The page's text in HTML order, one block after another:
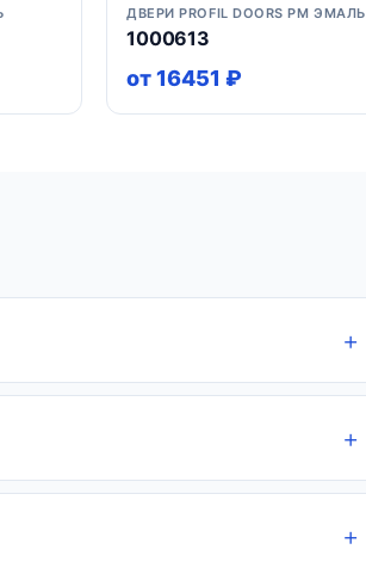
ДВЕРИ PROFIL DOORS PM ЭМАЛЬ
1000613
от 16451 ₽